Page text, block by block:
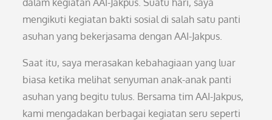
dalam kegiatan AAI-Jakpus. Suatu hari, saya
mengikuti kegiatan bakti sosial di salah satu panti
asuhan yang bekerjasama dengan AAI-Jakpus.
Saat itu, saya merasakan kebahagiaan yang luar
biasa ketika melihat senyuman anak-anak panti
asuhan yang begitu tulus. Bersama tim AAI-Jakpus,
kami mengadakan berbagai kegiatan seru seperti